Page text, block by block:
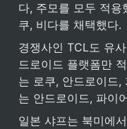
다, 주모를 모두 적용
쿠, 비다를 채택했다.
경쟁사인 TCL도 유
드로이드 플랫폼만
는 로쿠, 안드로이드,
는 안드로이드, 파이
일본 샤프는 북미에